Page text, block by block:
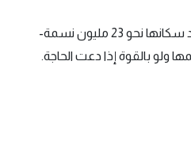
وتعتبر بكين تايوان -البالغ عدد سكانها نحو 23 مليون نسمة-
ولو بالقوة إذا دعت الحاجة.